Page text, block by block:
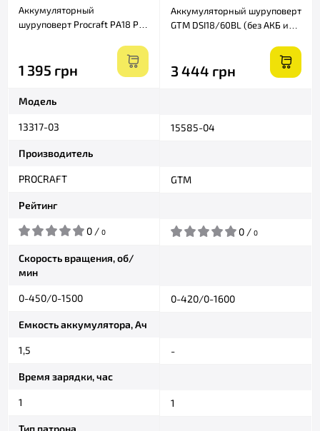
Аккумуляторный
шуруповерт Procraft PA18 Pro
1 395 грн
Модель
13317-03
Производитель
PROCRAFT
Рейтинг
0 / 0
Скорость вращения, об/
мин
0-450/0-1500
Емкость аккумулятора, Ач
1,5
Время зарядки, час
1
Тип патрона
Аккумуляторный шуруповерт
GTM DSI18/60BL (без АКБ и
3 444 грн
15585-04
GTM
0 / 0
0-420/0-1600
-
1